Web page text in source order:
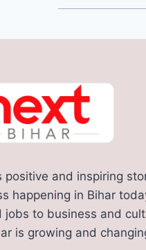
positive and inspiring
happening in Bihar
jobs to business and
is growing and